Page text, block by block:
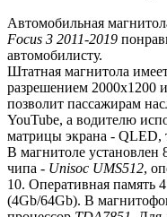
Автомобильная
Focus 3 2011-2019
автомобилисту.
Штатная магнитола
разрешением 2000х1200
позволит пассажирам
YouTube, а водителю
матрицы экрана - QLED,
В магнитоле установлен
чипа - Unisoc UMS512,
10. Оперативная память
(4Gb/64Gb). В